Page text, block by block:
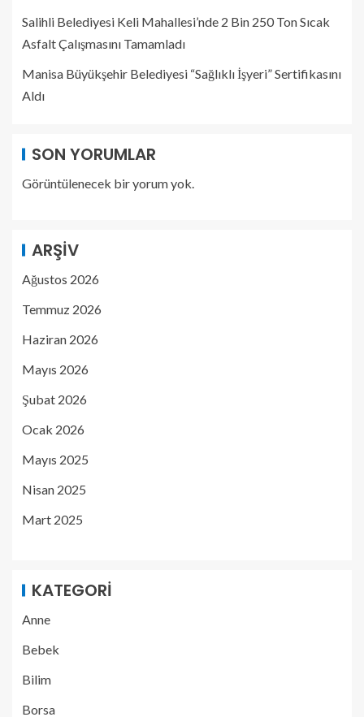
Salihli Belediyesi Keli Mahallesi’nde 2 Bin 250 Ton Sıcak
Asfalt Çalışmasını Tamamladı
Manisa Büyükşehir Belediyesi “Sağlıklı İşyeri” Sertifikasını
Aldı
SON YORUMLAR
Görüntülenecek bir yorum yok.
ARŞIV
Ağustos 2026
Temmuz 2026
Haziran 2026
Mayıs 2026
Şubat 2026
Ocak 2026
Mayıs 2025
Nisan 2025
Mart 2025
KATEGORI
Anne
Bebek
Bilim
Borsa